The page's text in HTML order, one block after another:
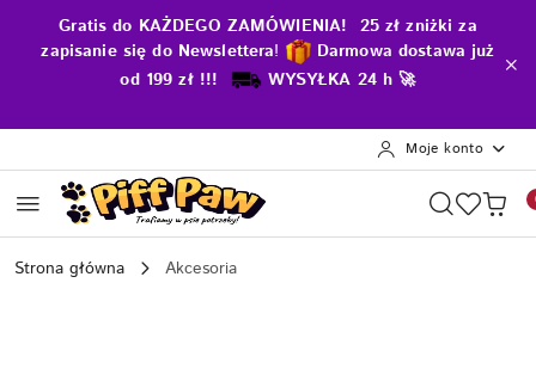
Przejdź do treści głównej
Przejdź do wyszukiwarki
Przejdź do moje konto
Przejdź do menu głównego
Przejdź do opisu produktu
Przejdź do stopki
Gratis do KAŻDEGO ZAMÓWIENIA! 25 zł zniżki za
zapisanie się do Newslettera! Darmowa dostawa już
od 199 zł !!!
WYSYŁKA 24 h 🚀
Moje konto
Strona główna Akcesoria